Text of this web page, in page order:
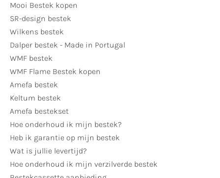
Mooi Bestek kopen
SR-design bestek
Wilkens bestek
Dalper bestek - Made in Portugal
WMF bestek
WMF Flame Bestek kopen
Amefa bestek
Keltum bestek
Amefa bestekset
Hoe onderhoud ik mijn bestek?
Heb ik garantie op mijn bestek
Wat is jullie levertijd?
Hoe onderhoud ik mijn verzilverde bestek